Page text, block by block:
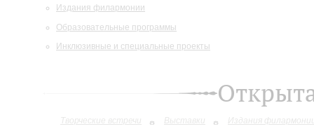
Издания филармонии
Образовательные программы
Инклюзивные и специальные проекты
Творческие встречи Выставки Издания